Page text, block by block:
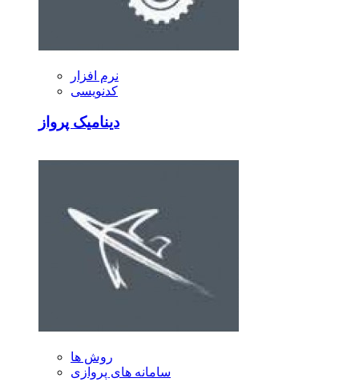
نرم افزار
کدنویسی
دینامیک پرواز
روش ها
سامانه های پروازی